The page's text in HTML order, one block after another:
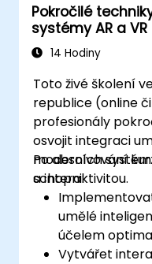
Pokročilé
systémy AR a VR
14 Hodiny
Toto živé školení
republice (online
profesionály
osvojit integraci
moderních
a interaktivitou.
Po absolvování
schopni:
umělé
účelem
Vytvářet